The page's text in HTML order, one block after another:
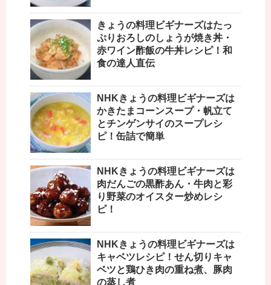
きょうの料理ビギナーズはたっ
ぷりおろしのしょうが焼き丼・
赤ワイン酢飯の牛丼レシピ！和
食の達人直伝
NHKきょうの料理ビギナーズは
かきたまコーンスープ・帆立て
とチンゲンサイのスープレシ
ピ！缶詰で簡単
NHKきょうの料理ビギナーズは
肉だんごの黒酢あん・牛肉と彩
り野菜のオイスター炒めレシ
ピ！
NHKきょうの料理ビギナーズは
キャベツレシピ！せん切りキャ
ベツと鶏ひき肉の重ね煮、豚肉
の蒸し煮